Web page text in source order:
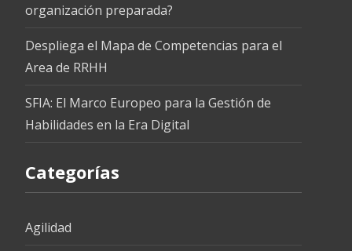
organización preparada?
Despliega el Mapa de Competencias para el
Area de RRHH
SFIA: El Marco Europeo para la Gestión de
Habilidades en la Era Digital
Categorías
Agilidad